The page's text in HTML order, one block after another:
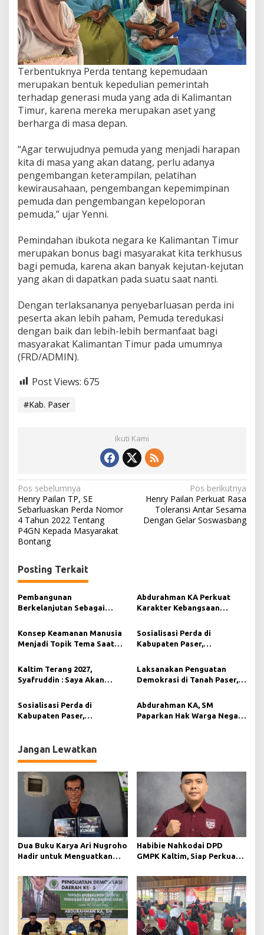
Terbentuknya Perda tentang kepemudaan
merupakan bentuk kepedulian pemerintah
terhadap generasi muda yang ada di Kalimantan
Timur, karena mereka merupakan aset yang
berharga di masa depan.
“Agar terwujudnya pemuda yang menjadi harapan
kita di masa yang akan datang, perlu adanya
pengembangan keterampilan, pelatihan
kewirausahaan, pengembangan kepemimpinan
pemuda dan pengembangan kepeloporan
pemuda,” ujar Yenni.
Pemindahan ibukota negara ke Kalimantan Timur
merupakan bonus bagi masyarakat kita terkhusus
bagi pemuda, karena akan banyak kejutan-kejutan
yang akan di dapatkan pada suatu saat nanti.
Dengan terlaksananya penyebarluasan perda ini
peserta akan lebih paham, Pemuda teredukasi
dengan baik dan lebih-lebih bermanfaat bagi
masyarakat Kalimantan Timur pada umumnya
(FRD/ADMIN).
Post Views: 675
#Kab. Paser
Ikuti Kami
N
a
v
i
a
s
i
o
Pos sebelumnya
Henry Pailan TP, SE
Sebarluaskan Perda Nomor
4 Tahun 2022 Tentang
P4GN Kepada Masyarakat
Bontang
Pos berikutnya
Henry Pailan Perkuat Rasa
Toleransi Antar Sesama
Dengan Gelar Soswasbang
Posting Terkait
Pembangunan
Berkelanjutan Sebagai
Saat Menggelar Penguatan
Demokrasi Daerah.
Abdurahman KA Perkuat
Karakter Kebangsaan
Menggelar Sosper P3WK
Konsep Keamanan Manusia
Menjadi Topik Tema Saat
Penguatan Demokrasi
Sosialisasi Perda di
Kabupaten Paser,
Masyarakat Jaga Ketertiban
Umum
Kaltim Terang 2027,
Syafruddin : Saya Akan
Pemangku Kebijakan.
Laksanakan Penguatan
Demokrasi di Tanah Paser,
Masyarakat Tentang
Disentralisasi dan
Otonomisasi Daerah.
Sosialisasi Perda di
Kabupaten Paser,
Generasi Masa Depan.
Abdurahman KA, SM
Paparkan Hak Warga Negara
Jangan Lewatkan
Dua Buku Karya Ari Nugroho
Hadir untuk Menguatkan
Menyongsong Indonesia
Emas Berlandaskan
Keadilan dan transparansi
keterbukaan informasi
publik
Habibie Nahkodai DPD
GMPK Kaltim, Siap Perkuat
Pemuda